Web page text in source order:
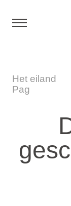
Hotels
Het eiland
Pag